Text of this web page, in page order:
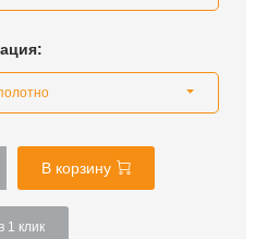
В корзину
1 клик